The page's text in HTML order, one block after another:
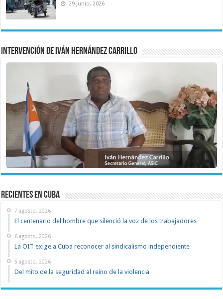
29 junio, 2026
Intervención de Iván Hernández Carrillo
recientes en cuba
7 agosto, 2026
El centenario del hombre que silenció la voz de los trabajadores
6 agosto, 2026
La OIT exige a Cuba reconocer al sindicalismo independiente
5 agosto, 2026
Del mito de la seguridad al reino de la violencia